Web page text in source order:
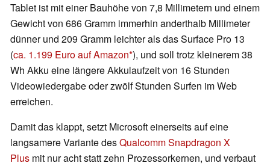
Tablet ist mit einer Bauhöhe von 7,8 Millimetern und einem
Gewicht von 686 Gramm immerhin anderthalb Millimeter
dünner und 209 Gramm leichter als das Surface Pro 13
(ca. 1.199 Euro auf Amazon ), und soll trotz kleinerem 38
Wh Akku eine längere Akkulaufzeit von 16 Stunden
Videowiedergabe oder zwölf Stunden Surfen im Web
erreichen.
Damit das klappt, setzt Microsoft einerseits auf eine
langsamere Variante desQualcomm Snapdragon X
Plus mit nur acht statt zehn Prozessorkernen, und verbaut